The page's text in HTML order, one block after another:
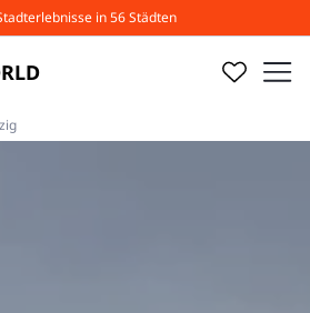
auf Touren CODE: URLAUB15